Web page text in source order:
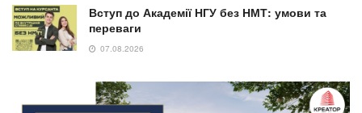
Вступ до Академії НГУ без НМТ: умови та
переваги
07.08.2026